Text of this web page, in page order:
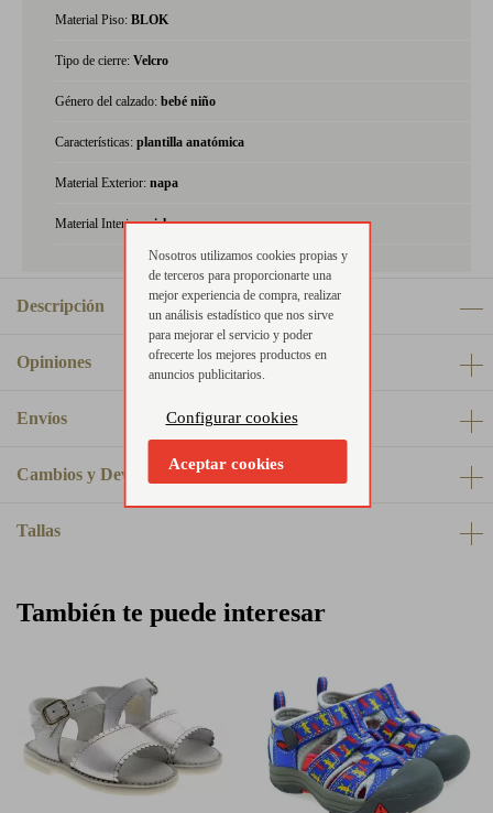
Material Piso: BLOK
Tipo de cierre: Velcro
Género del calzado: bebé niño
Características: plantilla anatómica
Material Exterior: napa
Material Interior:piel
Descripción
Opiniones
Envíos
Cambios y Devoluciones
Tallas
También te puede interesar
Nosotros utilizamos cookies propias y
de terceros para proporcionarte una
mejor experiencia de compra, realizar
un análisis estadístico que nos sirve
para mejorar el servicio y poder
ofrecerte los mejores productos en
anuncios publicitarios.
Configurar cookies
Aceptar cookies